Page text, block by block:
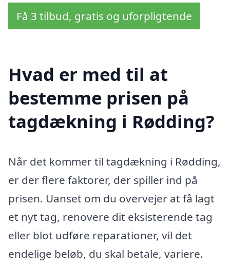
Få 3 tilbud, gratis og uforpligtende
Hvad er med til at
bestemme prisen på
tagdækning i Rødding?
Når det kommer til tagdækning i Rødding,
er der flere faktorer, der spiller ind på
prisen. Uanset om du overvejer at få lagt
et nyt tag, renovere dit eksisterende tag
eller blot udføre reparationer, vil det
endelige beløb, du skal betale, variere.